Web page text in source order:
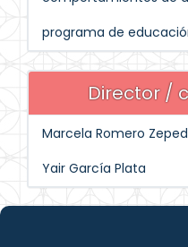
programa de
Director /
Marcela Romero
Yair García Plata